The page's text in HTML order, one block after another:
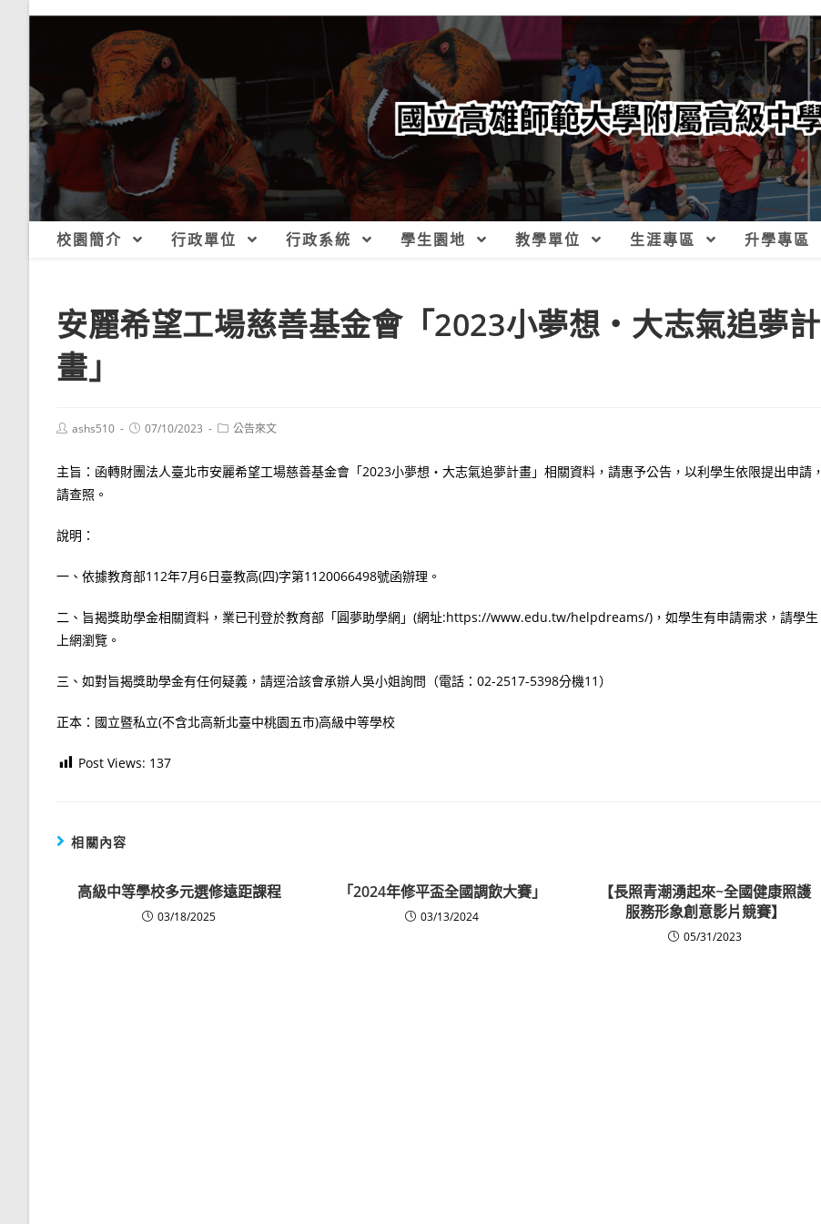
校園簡介 行政單位 行政系統 學生園地 教學單位 生涯專區 升學專區
安麗希望工場慈善基金會「2023小夢想‧大志氣追夢計
畫」
Postashs510
Post07/10/2023
Post公告來文
主旨：函轉財團法人臺北市安麗希望工場慈善基金會「2023小夢想‧大志氣追夢計畫」相關資料，請惠予公告，以利學生依限提出申請，
請查照。
說明：
一、依據教育部112年7月6日臺教高(四)字第1120066498號函辦理。
二、旨揭獎助學金相關資料，業已刊登於教育部「圓夢助學網」(網址:https://www.edu.tw/helpdreams/)，如學生有申請需求，請學生
上網瀏覽。
三、如對旨揭獎助學金有任何疑義，請逕洽該會承辦人吳小姐詢問（電話：02-2517-5398分機11）
正本：國立暨私立(不含北高新北臺中桃園五市)高級中等學校
Post Views: 137
相關內容
高級中等學校多元選修遠距課程
03/18/2025
「2024年修平盃全國調飲大賽」
03/13/2024
【長照青潮湧起來~全國健康照護
服務形象創意影片競賽】
05/31/2023